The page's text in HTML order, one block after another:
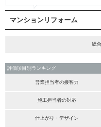
マンションリフォーム
総
評価項目別ランキング
営業担当者の接客力
施工担当者の対応
仕上がり・デザイン